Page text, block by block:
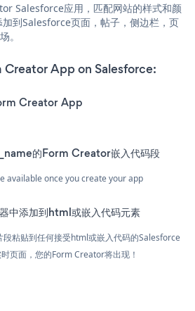
Salesforce应用，匹配网站的样式和颜
到Salesforce页面，帖子，侧边栏，页
。
Creator App on Salesforce:
Creator App
的Form Creator嵌入代码段
available once you create your app
中添加到html或嵌入代码元素
粘贴到任何接受html或嵌入代码的Salesforce
页面，您的Form Creator将出现！